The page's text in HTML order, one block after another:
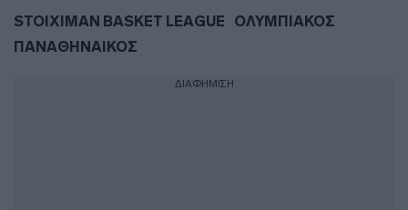
STOIXIMAN BASKET LEAGUE
ΟΛΥΜΠΙΑΚΟΣ
ΠΑΝΑΘΗΝΑΙΚΟΣ
ΔΙΑΦΗΜΙΣΗ